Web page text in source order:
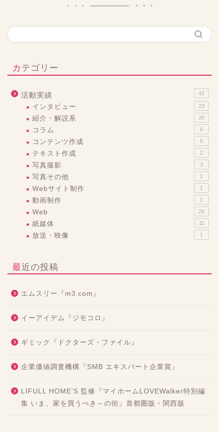
カテゴリー
活動実績 42
インタビュー 23
紹介・解説系 20
コラム 6
コンテンツ作成 5
テキスト作成 2
写真撮影 3
写真その他 1
Webサイト制作 1
動画制作 1
Web 28
紙媒体 11
放送・映像 1
最近の投稿
エムスリー『m3.com』
イーアイデム『ジモコロ』
ギミック『ドクターズ・ファイル』
企業価値調査機構『SMB エキスパート企業賞』
LIFULL HOME’S 監修『マイホームLOVEWalker特別編
集 いま、家を買うべき～の街』首都圏版・関西版